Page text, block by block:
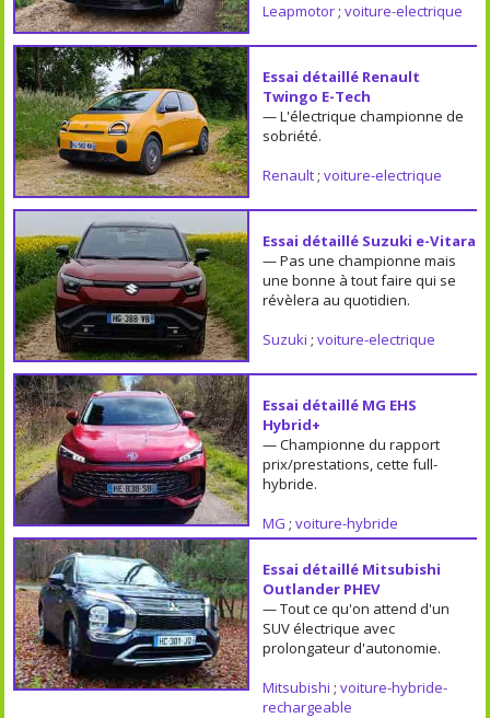
Leapmotor; voiture-electrique
Essai détaillé Renault
Twingo E-Tech
— L'électrique championne de
sobriété.
Renault; voiture-electrique
Essai détaillé Suzuki e-Vitara
— Pas une championne mais
une bonne à tout faire qui se
révèlera au quotidien.
Suzuki ; voiture-electrique
Essai détaillé MG EHS
Hybrid+
— Championne du rapport
prix/prestations, cette full-
hybride.
MG ; voiture-hybride
Essai détaillé Mitsubishi
Outlander PHEV
— Tout ce qu'on attend d'un
SUV électrique avec
prolongateur d'autonomie.
Mitsubishi ; voiture-hybride-
rechargeable